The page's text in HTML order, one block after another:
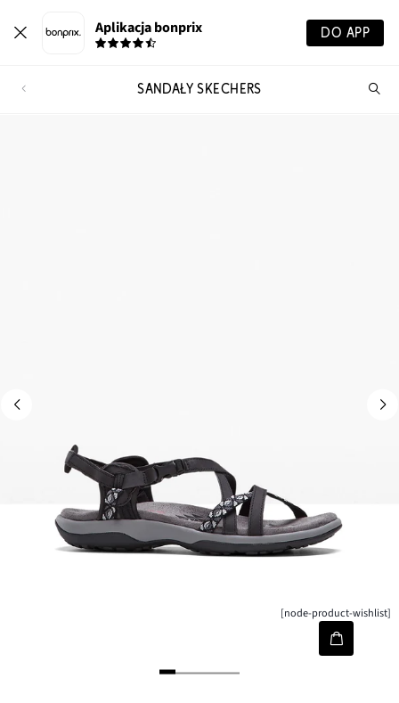
Aplikacja bonprix DO APP
SANDAŁY SKECHERS
[node-product-wishlist]